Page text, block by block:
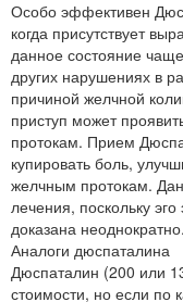
Особо эффективен
когда присутствует
данное состояние
других нарушениях в
причиной желчной
приступ может
протокам. Прием
купировать боль,
желчным протокам.
лечения, поскольку
доказана неоднократно.
Аналоги дюспаталина
Дюспаталин (200 или
стоимости, но если по